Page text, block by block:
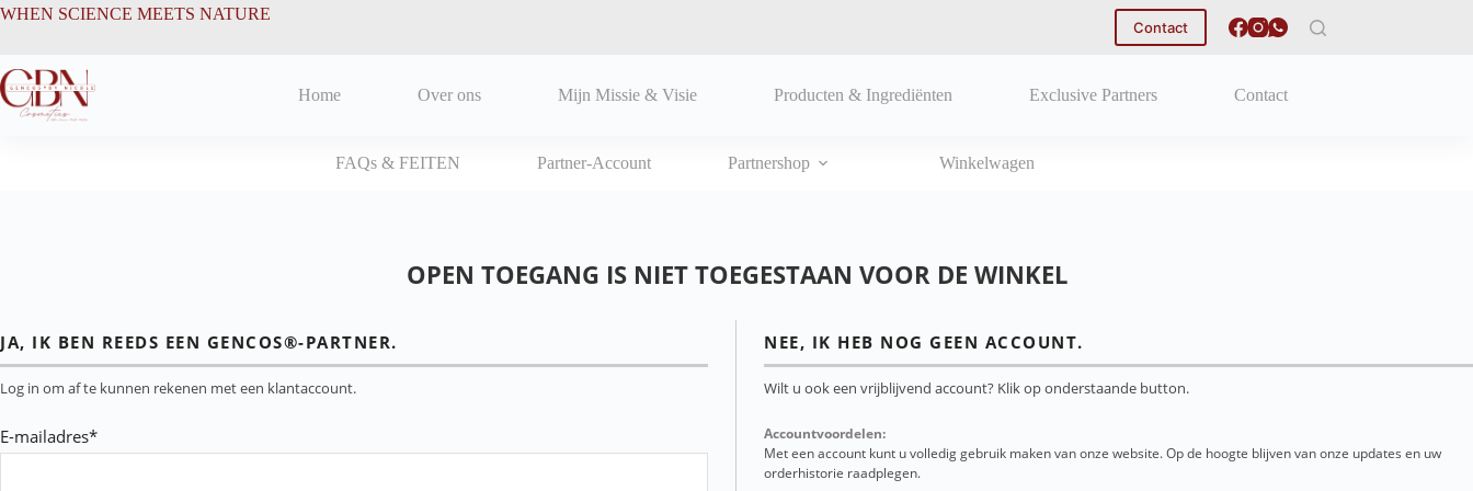
de
Ga
inhoud
WHEN SCIENCE MEETS NATURE
Contact
Home Over ons Mijn Missie & Visie Producten & Ingrediënten Exclusive Partners Contact
FAQs & FEITEN Partner-Account Partnershop Winkelwagen
OPEN TOEGANG IS NIET TOEGESTAAN VOOR DE WINKEL
JA, IK BEN REEDS EEN GENCOS®-PARTNER.
Log in om af te kunnen rekenen met een klantaccount.
E-mailadres*
NEE, IK HEB NOG GEEN ACCOUNT.
Wilt u ook een vrijblijvend account? Klik op onderstaande button.
Accountvoordelen:
Met een account kunt u volledig gebruik maken van onze website. Op de hoogte blijven van onze updates en uw
orderhistorie raadplegen.